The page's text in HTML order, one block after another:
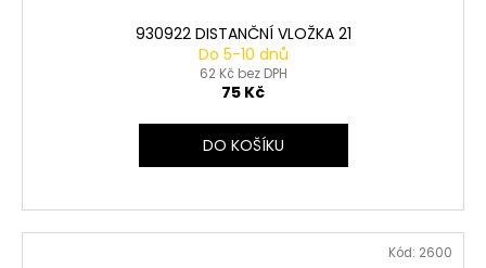
930922 DISTANČNÍ VLOŽKA 21
Do 5-10 dnů
62 Kč bez DPH
75 Kč
DO KOŠÍKU
Kód: 2600